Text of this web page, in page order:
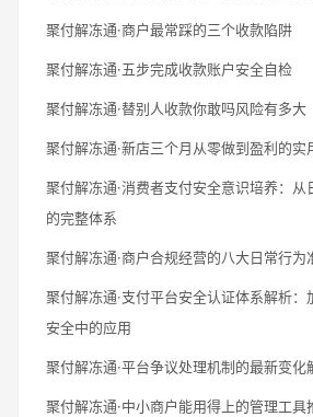
聚付解冻通·商户最常踩的三个收款陷阱
聚付解冻通·五步完成收款账户安全自检
聚付解冻通·替别人收款你敢吗风险有多大
聚付解冻通·新店三个月从零做到盈利的实
聚付解冻通·消费者支付安全意识培养：从
的完整体系
聚付解冻通·商户合规经营的八大日常行为
聚付解冻通·支付平台安全认证体系解析：
安全中的应用
聚付解冻通·平台争议处理机制的最新变化
聚付解冻通·中小商户能用得上的管理工具